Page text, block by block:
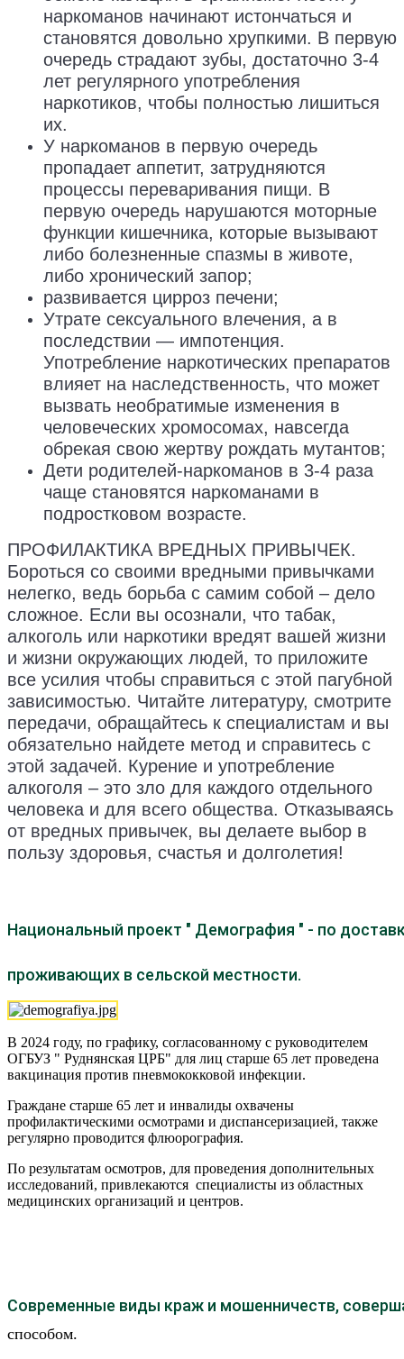
наркоманов начинают истончаться и
становятся довольно хрупкими. В первую
очередь страдают зубы, достаточно 3-4
лет регулярного употребления
наркотиков, чтобы полностью лишиться
их.
У наркоманов в первую очередь
пропадает аппетит, затрудняются
процессы переваривания пищи. В
первую очередь нарушаются моторные
функции кишечника, которые вызывают
либо болезненные спазмы в животе,
либо хронический запор;
развивается цирроз печени;
Утрате сексуального влечения, а в
последствии — импотенция.
Употребление наркотических препаратов
влияет на наследственность, что может
вызвать необратимые изменения в
человеческих хромосомах, навсегда
обрекая свою жертву рождать мутантов;
Дети родителей-наркоманов в 3-4 раза
чаще становятся наркоманами в
подростковом возрасте.
ПРОФИЛАКТИКА ВРЕДНЫХ ПРИВЫЧЕК.
Бороться со своими вредными привычками
нелегко, ведь борьба с самим собой – дело
сложное. Если вы осознали, что табак,
алкоголь или наркотики вредят вашей жизни
и жизни окружающих людей, то приложите
все усилия чтобы справиться с этой пагубной
зависимостью. Читайте литературу, смотрите
передачи, обращайтесь к специалистам и вы
обязательно найдете метод и справитесь с
этой задачей. Курение и употребление
алкоголя – это зло для каждого отдельного
человека и для всего общества. Отказываясь
от вредных привычек, вы делаете выбор в
пользу здоровья, счастья и долголетия!
Национальный проект " Демография " - по
проживающих в сельской местности.
В 2024 году, по графику, согласованному с руководителем
ОГБУЗ " Руднянская ЦРБ" для лиц старше 65 лет проведена
вакцинация против пневмококковой инфекции.
Граждане старше 65 лет и инвалиды охвачены
профилактическими осмотрами и диспансеризацией, также
регулярно проводится флюорография.
По результатам осмотров, для проведения дополнительных
исследований, привлекаются специалисты из областных
медицинских организаций и центров.
Современные виды краж и мошенничеств,
способом.